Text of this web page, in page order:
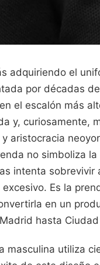
adquiriendo el
por décadas
el escalón más
y, curiosamente,
aristocracia
no simboliza la
intenta sobrevivir
Es la
en un
hasta
masculina utiliza